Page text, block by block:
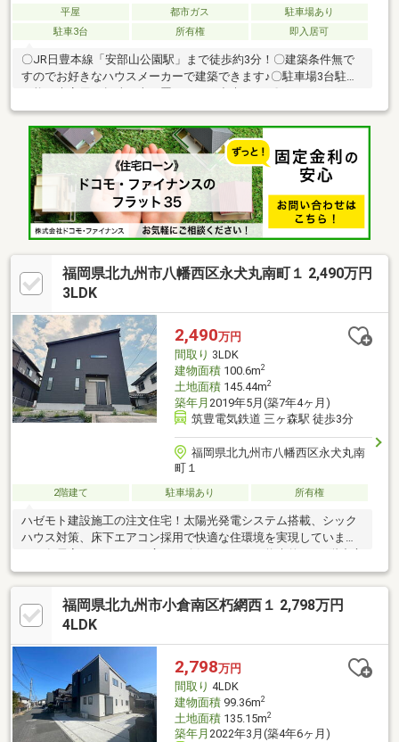
平屋 都市ガス
駐車場あり
駐車3台
所有権 即入居可
〇JR日豊本線「安部山公園駅」まで徒歩約3分！〇建築条件無で
すのでお好きなハウスメーカーで建築できます♪〇駐車場3台駐車
るため、花粉の時期や急な雨、風の強い日でも安心して洗濯物が
干せます！
福岡県北九州市八幡西区永犬丸南町１ 2,490万円
3LDK
2,490万円
間取り 3LDK
建物面積100.6m2
土地面積145.44m2
築年月 2019年5月(築7年4ヶ月)
筑豊電気鉄道 三ヶ森駅 徒歩3分
福岡県北九州市八幡西区永犬丸南
町１
2階建て 駐車場あり 所有権
ハゼモト建設施工の注文住宅！太陽光発電システム搭載、シック
ハウス対策、床下エアコン採用で快適な住環境を実現していま
す！各居室はゆとりある広さを確保しており、将来的には1階中心
の平家感覚で生活できる間取りも魅力です！【営業時間 10～18
時】（定休日：水曜日、第２火曜日）この時間帯はお電話でのお
問合せがスムーズにご案内できます。右下の「電話で問い合わ
せ」ボタンをタッチ♪
福岡県北九州市小倉南区朽網西１ 2,798万円
4LDK
2,798万円
間取り 4LDK
建物面積99.36m2
土地面積135.15m2
築年月 2022年3月(築4年6ヶ月)